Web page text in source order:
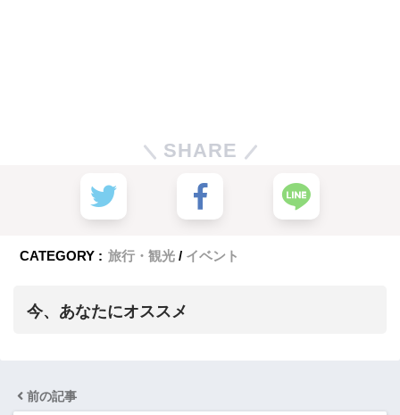
SHARE
CATEGORY : 旅行・観光 イベント
今、あなたにオススメ
前の記事